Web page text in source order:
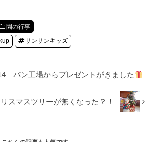
園の行事
サンサンキッズ
パン工場からプレゼントがきました
スマスツリーが無くなった？！